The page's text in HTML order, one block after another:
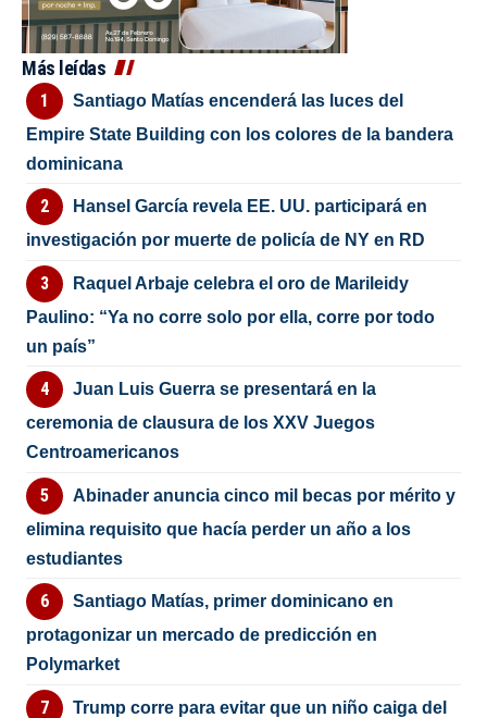
Más leídas
Santiago Matías encenderá las luces del
Empire State Building con los colores de la bandera
dominicana
Hansel García revela EE. UU. participará en
investigación por muerte de policía de NY en RD
Raquel Arbaje celebra el oro de Marileidy
Paulino: “Ya no corre solo por ella, corre por todo
un país”
Juan Luis Guerra se presentará en la
ceremonia de clausura de los XXV Juegos
Centroamericanos
Abinader anuncia cinco mil becas por mérito y
elimina requisito que hacía perder un año a los
estudiantes
Santiago Matías, primer dominicano en
protagonizar un mercado de predicción en
Polymarket
Trump corre para evitar que un niño caiga del